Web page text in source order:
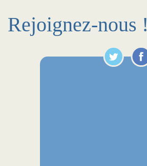
Rejoignez-nous !